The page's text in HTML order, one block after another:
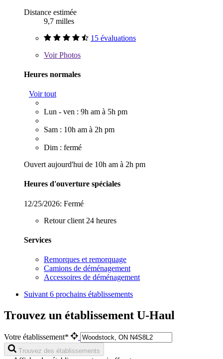
Distance estimée
9,7 milles
15 évaluations
VoirPhotos
Heures normales
Voir tout
Lun - ven : 9h am à 5h pm
Sam : 10h am à 2h pm
Dim : fermé
Ouvert aujourd'hui de 10h am à 2h pm
Heures d'ouverture spéciales
12/25/2026: Fermé
Retour client 24 heures
Services
Remorques et remorquage
Camions de déménagement
Accessoires de déménagement
Suivant 6 prochains établissements
Trouvez un établissement U-Haul
Votre établissement*
Trouvez des établissements